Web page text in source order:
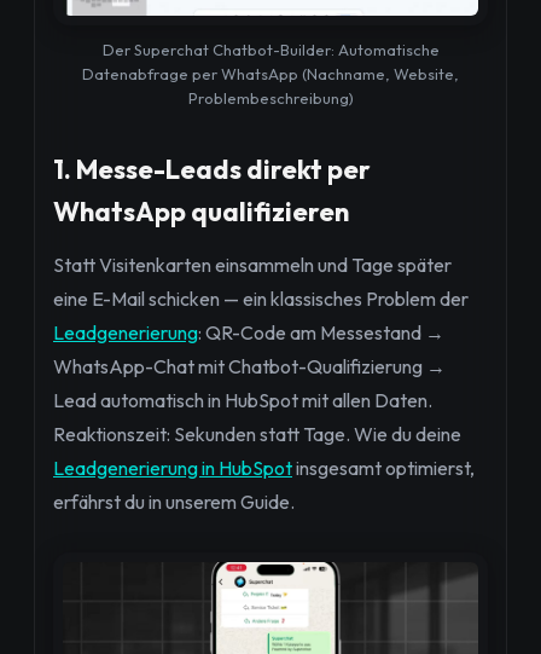
Der Superchat Chatbot-Builder: Automatische
Datenabfrage per WhatsApp (Nachname, Website,
Problembeschreibung)
1. Messe-Leads direkt per
WhatsApp qualifizieren
Statt Visitenkarten einsammeln und Tage später
eine E-Mail schicken — ein klassisches Problem der
Leadgenerierung: QR-Code am Messestand →
WhatsApp-Chat mit Chatbot-Qualifizierung →
Lead automatisch in HubSpot mit allen Daten.
Reaktionszeit: Sekunden statt Tage. Wie du deine
Leadgenerierung in HubSpotinsgesamt optimierst,
erfährst du in unserem Guide.